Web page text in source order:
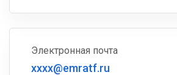
Электронная почта
xxxx@emratf.ru